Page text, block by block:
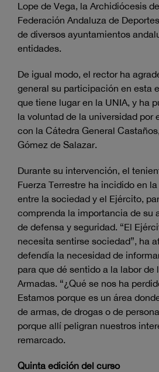
Lope de Vega, la Archidiócesis
Federación Andaluza de
de diversos ayuntamientos
entidades.
De igual modo, el rector ha
general su participación en esta
que tiene lugar en la UNIA, y ha
la voluntad de la universidad por
con la Cátedra General
Gómez de Salazar.
Durante su intervención, el
Fuerza Terrestre ha incidido en
entre la sociedad y el Ejército,
comprenda la importancia de su
de defensa y seguridad. “El
necesita sentirse sociedad”, ha
defendía la necesidad de
para que dé sentido a la labor de
Armadas. “¿Qué se nos ha
Estamos porque es un área
de armas, de drogas o de
porque allí peligran nuestros
remarcado.
Quinta edición del curso